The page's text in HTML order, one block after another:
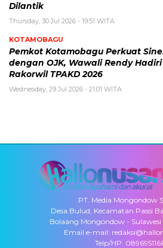
Dilantik
Thursday, 30 Jul 2026 - 19:51 WITA
KOTAMOBAGU
Pemkot Kotamobagu Perkuat
dengan OJK, Wawali Rendy Hadiri
Rakorwil TPAKD 2026
Wednesday, 29 Jul 2026 - 21:01 WITA
PT. Media Mongondow
Desa Bulud, Kecamatan Passi
Bolaang Mongondow - Sulawesi
Email e-mail:
Telp/HP: